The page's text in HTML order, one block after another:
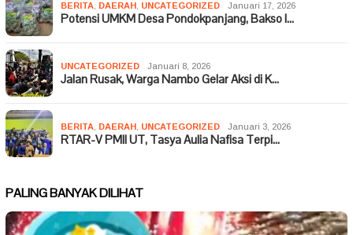
BERITA, DAERAH , UNCATEGORIZED Januari 17, 2026
Potensi UMKM Desa Pondokpanjang, Bakso I…
UNCATEGORIZED Januari 8, 2026
Jalan Rusak, Warga Nambo Gelar Aksi di K…
BERITA, DAERAH , UNCATEGORIZED Januari 3, 2026
RTAR-V PMII UT, Tasya Aulia Nafisa Terpi…
PALING BANYAK DILIHAT